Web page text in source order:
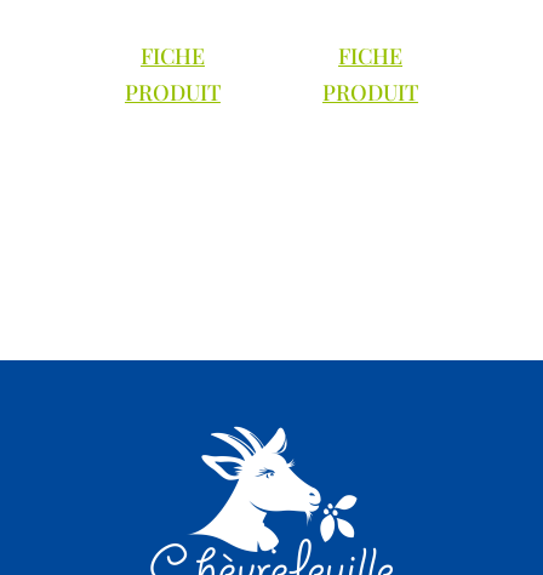
FICHE
PRODUIT
FICHE
PRODUIT